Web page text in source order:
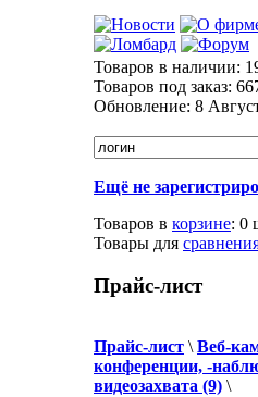
Товаров в наличии:
Товаров под заказ:
Обновление: 8
Ещё не
Товаров в корзине: 0
Товары для
Прайс-лист
Прайс-лист \Веб-
конференции, -
видеозахвата (9) \